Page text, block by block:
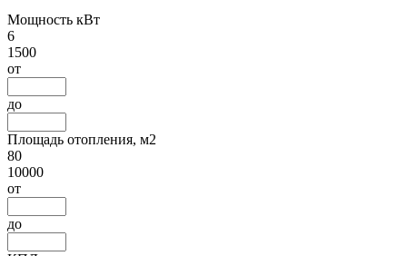
Мощность кВт
6
1500
от
до
Площадь отопления, м2
80
10000
от
до